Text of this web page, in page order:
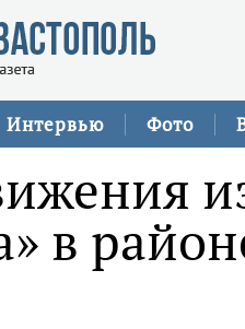
Интервью Фото
в